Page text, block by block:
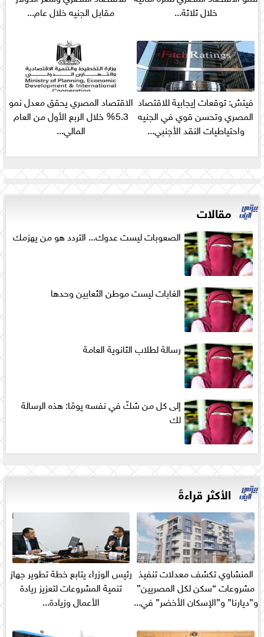
خلال ثلاثة...
مقابل الجنيه خلال عام...
فيتش: توقعات إيجابية للاقتصاد
المصري وتحسن قوي في الجنيه
واحتياطيات النقد الأجنبي...
الاقتصاد المصري يحقق معدل نمو
5.3% خلال الربع الأول من العام
المالي...
مقالات
الصعوبات ليست عدوك... التردد هو من يهزمك
الغابات ليست موطن الثعابين وحدها
رسالة لطلاب الثانوية العامة
إلى كل من شكّ في نفسه يومًا: هذه الرسالة
لك
الأكثر قراءةً
المنشاوي تكشف معدلات تنفيذ
مشروعات “سكن لكل المصريين”
و”ديارنا” و”الإسكان الأخضر” في...
رئيس الوزراء يتابع خطة تطوير جهاز
تنمية المشروعات لتعزيز ريادة
الأعمال وزيادة...